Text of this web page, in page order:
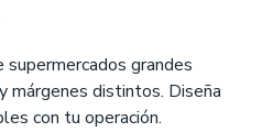
supermercados grandes
márgenes distintos. Diseña
con tu operación.